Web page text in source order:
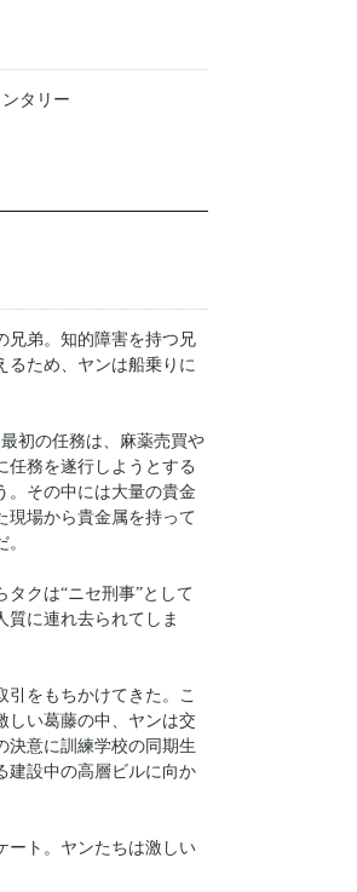
タリー
兄弟。知的障害を持つ兄
るため、ヤンは船乗りに
初の任務は、麻薬売買や
任務を遂行しようとする
。その中には大量の貴金
現場から貴金属を持って
クは“ニセ刑事”として
質に連れ去られてしま
をもちかけてきた。こ
しい葛藤の中、ヤンは交
決意に訓練学校の同期生
建設中の高層ビルに向か
ート。ヤンたちは激しい